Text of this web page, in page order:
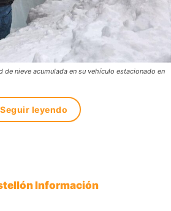
de nieve acumulada en su vehículo estacionado en
Seguir leyendo
Información